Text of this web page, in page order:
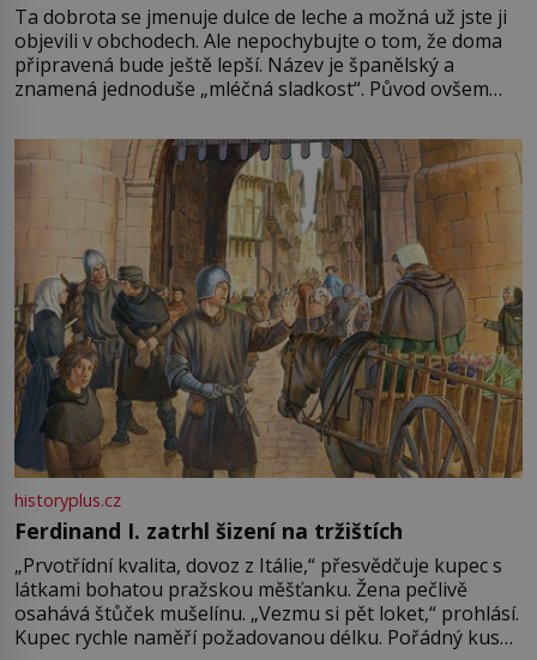
Ta dobrota se jmenuje dulce de leche a možná už jste ji
objevili v obchodech. Ale nepochybujte o tom, že doma
připravená bude ještě lepší. Název je španělský a
znamená jednoduše „mléčná sladkost“. Původ ovšem
pře hned několik latinskoamerických zemí a k tomu
Francie, kde se traduje,
historyplus.cz
Ferdinand I. zatrhl šizení na tržištích
„Prvotřídní kvalita, dovoz z Itálie,“ přesvědčuje kupec s
látkami bohatou pražskou měšťanku. Žena pečlivě
osahává štůček mušelínu. „Vezmu si pět loket,“ prohlásí.
Kupec rychle naměří požadovanou délku. Pořádný kus